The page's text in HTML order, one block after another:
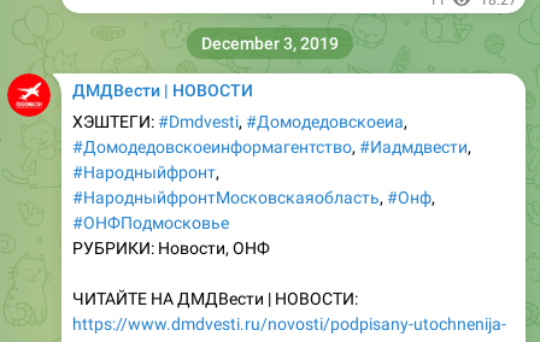
ДМДВести | НОВОСТИ
ХЭШТЕГИ:#Dmdvesti,#Домодедовскоеиа,
#Домодедовскоеинформагентство
#Народныйфронт,
#НародныйфронтМосковскаяобласть,#Онф,
#ОНФПодмосковье
РУБРИКИ: Новости, ОНФ
ЧИТАЙТЕ НА ДМДВести | НОВОСТИ:
k-zakonu-o-zaprete-na-demonstraciju-nacistskoj-simvoliki/
Домодедовское информагентство | ДМДВести